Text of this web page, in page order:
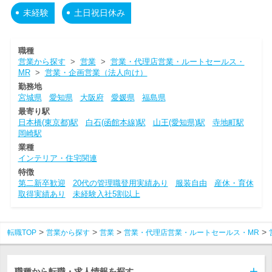
未経験 土日祝日休み
職種
営業から探す > 営業> 営業・代理店営業・ルートセールス・
MR> 営業・企画営業（法人向け）
勤務地
宮城県
愛知県 大阪府 愛媛県
福島県
最寄り駅
日本橋(東京都)駅
白石(函館本線)駅 山王(愛知県)駅
寺地町駅
岡崎駅
業種
インテリア・住宅関連
特徴
第二新卒歓迎
20代の管理職登用実績あり 服装自由
産休・育休
取得実績あり
未経験入社5割以上
転職TOP 営業から探す 営業 営業・代理店営業・ルートセールス・MR